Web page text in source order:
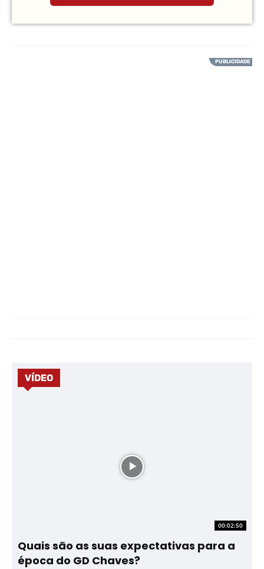
VÍDEO
00:02:50
Quais são as suas expectativas para a
época do GD Chaves?